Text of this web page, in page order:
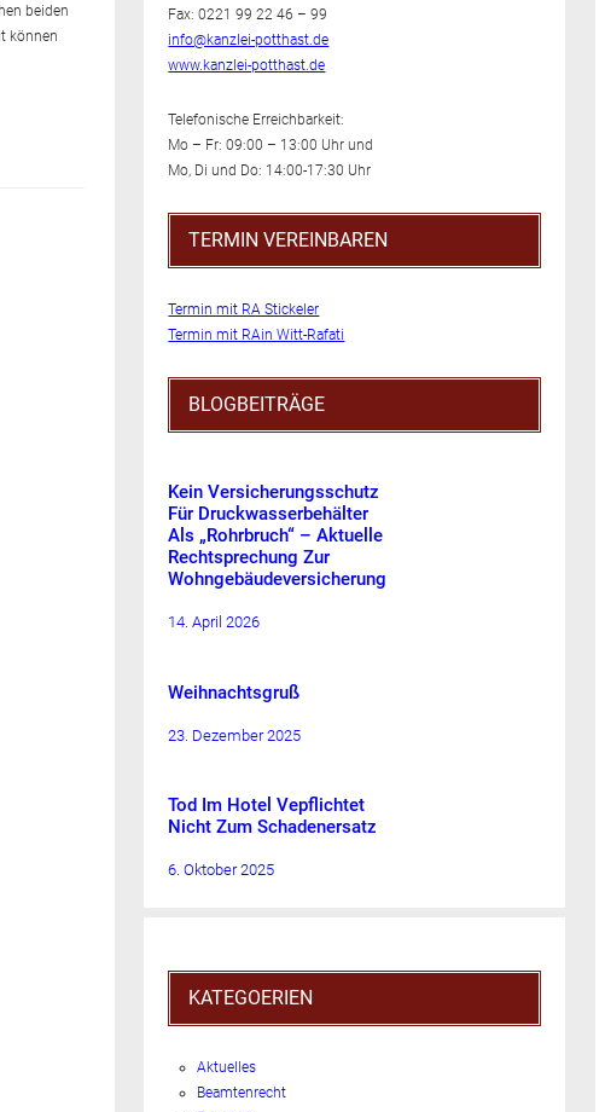
beiden
können
Fax: 0221 99 22 46 – 99
info@kanzlei-potthast.de
www.kanzlei-potthast.de
Telefonische Erreichbarkeit:
Mo – Fr: 09:00 – 13:00 Uhr und
Mo, Di und Do: 14:00-17:30 Uhr
TERMIN VEREINBAREN
Termin mit RA Stickeler
Termin mit RAin Witt-Rafati
BLOGBEITRÄGE
Kein Versicherungsschutz
Für Druckwasserbehälter
Als „Rohrbruch“ – Aktuelle
Rechtsprechung Zur
Wohngebäudeversicherung
14. April 2026
Weihnachtsgruß
23. Dezember 2025
Tod Im Hotel Vepflichtet
Nicht Zum Schadenersatz
6. Oktober 2025
KATEGOERIEN
Aktuelles
Beamtenrecht